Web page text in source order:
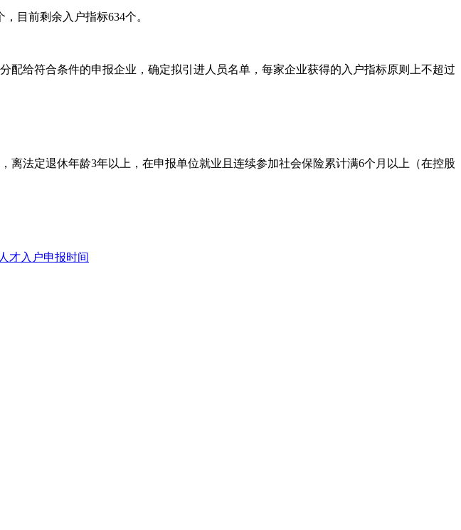
目前剩余入户指标634个。
给符合条件的申报企业，确定拟引进人员名单，每家企业获得的入户指标原则上不超过
法定退休年龄3年以上，在申报单位就业且连续参加社会保险累计满6个月以上（在控股
才入户申报时间